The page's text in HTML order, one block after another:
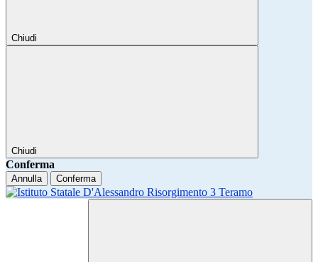
Chiudi
Chiudi
Conferma
Annulla Conferma